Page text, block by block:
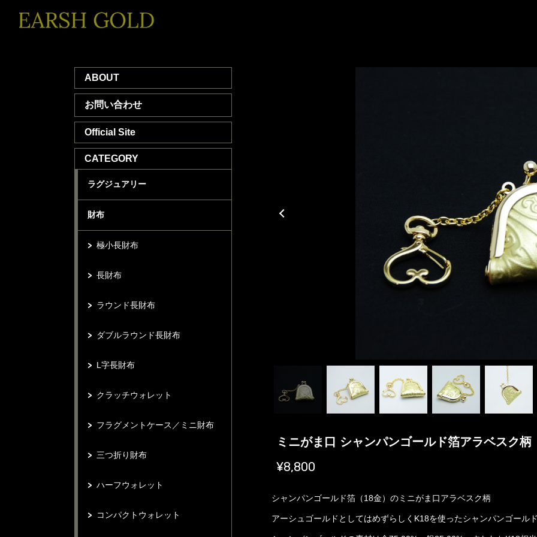
ABOUT
お問い合わせ
Official Site
CATEGORY
ラグジュアリー
財布
極小長財布
長財布
ラウンド長財布
ダブルラウンド長財布
L字長財布
クラッチウォレット
フラグメントケース／ミニ財布
三つ折り財布
ハーフウォレット
コンパクトウォレット
ミニがま口 シャンパンゴールド箔アラベスク柄
¥8,800
シャンパンゴールド箔（18金）のミニがま口アラベスク柄
アーシュゴールドとしてはめずらしくK18を使ったシャンパンゴール